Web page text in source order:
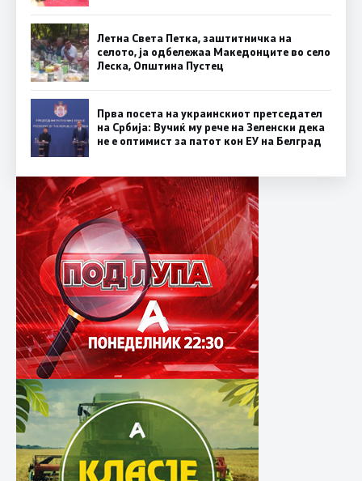
Летна Света Петка, заштитничка на
селото, ја одбележаа Македонците во село
Леска, Општина Пустец
Прва посета на украинскиот претседател
на Србија: Вучиќ му рече на Зеленски дека
не е оптимист за патот кон ЕУ на Белград